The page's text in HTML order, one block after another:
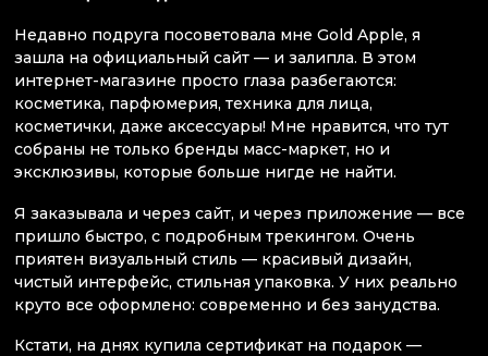
Недавно подруга посоветовала мне Gold Apple, я
зашла на официальный сайт — и залипла. В этом
интернет-магазине просто глаза разбегаются:
косметика, парфюмерия, техника для лица,
косметички, даже аксессуары! Мне нравится, что тут
собраны не только бренды масс-маркет, но и
эксклюзивы, которые больше нигде не найти.
Я заказывала и через сайт, и через приложение — все
пришло быстро, с подробным трекингом. Очень
приятен визуальный стиль — красивый дизайн,
чистый интерфейс, стильная упаковка. У них реально
круто все оформлено: современно и без занудства.
Кстати, на днях купила сертификат на подарок —